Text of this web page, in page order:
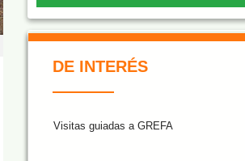
DE INTERÉS
Visitas guiadas a GREFA